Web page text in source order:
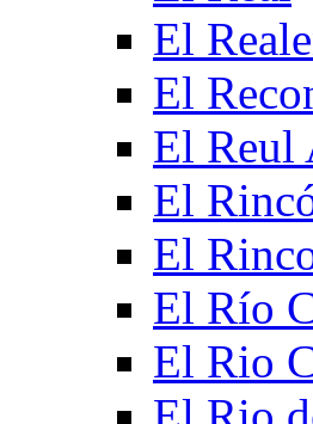
El
El
El Reul
El
El
El Río
El Rio